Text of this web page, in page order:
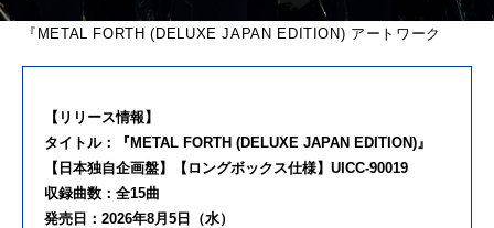
『METAL FORTH (DELUXE JAPAN EDITION) アートワーク
【リリース情報】
タイトル：『METAL FORTH (DELUXE JAPAN EDITION)』
【日本独自企画盤】【ロングボックス仕様】UICC-90019
収録曲数：全15曲
発売日：2026年8月5日（水）